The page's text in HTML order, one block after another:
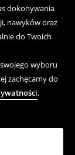
dokonywania
nawyków oraz
do Twoich
wyboru
zachęcamy do
.